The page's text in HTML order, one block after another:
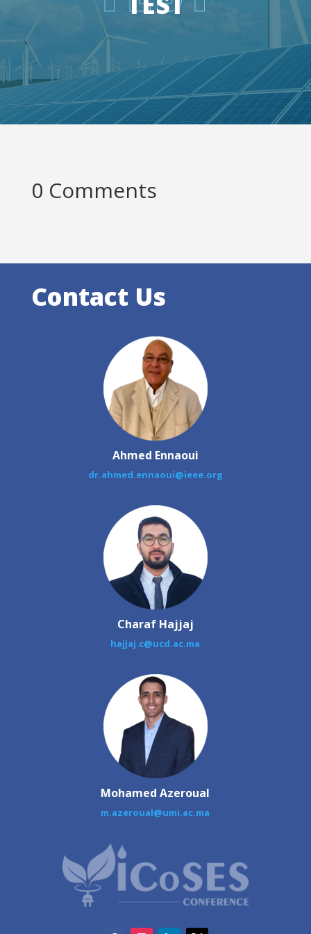
0 Comments
Contact Us
Ahmed Ennaoui
dr.ahmed.ennaoui@ieee.org
Charaf Hajjaj
hajjaj.c@ucd.ac.ma
Mohamed Azeroual
m.azeroual@umi.ac.ma